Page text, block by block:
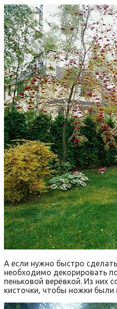
А если нужно быстро
необходимо декорировать
пеньковой верёвкой. Из них
кисточки, чтобы ножки